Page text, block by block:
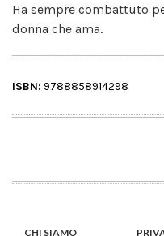
Ha sempre combattuto
donna che ama.
ISBN: 9788858914298
CHI SIAMO